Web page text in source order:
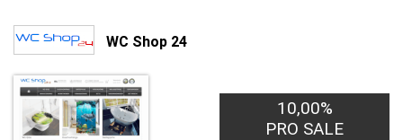
WC Shop 24
10,00%
PRO SALE